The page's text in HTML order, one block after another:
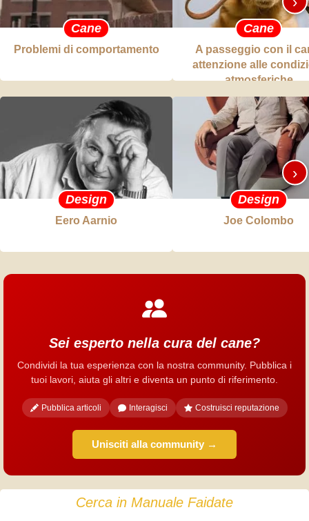
Cane
Problemi di comportamento
Cane
A passeggio con il
attenzione alle
atmosferiche
Design
Eero Aarnio
Design
Joe Colombo
›
Sei esperto nella cura del cane?
Condividi la tua esperienza con la nostra community. Pubblica i
tuoi lavori, aiuta gli altri e diventa un punto di riferimento.
Pubblica articoli Interagisci Costruisci reputazione
Unisciti alla community →
Cerca in Manuale Faidate